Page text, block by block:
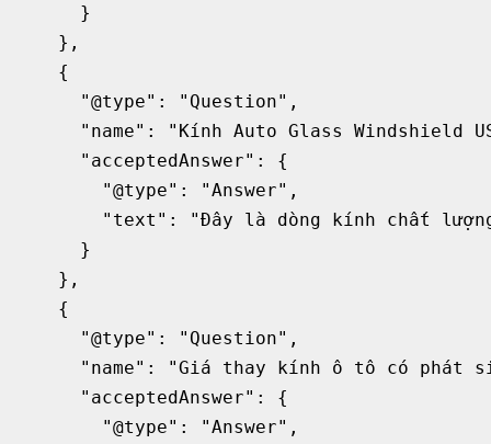
      }
    },
    {
      "@type": "Question",
"name": "Kính Auto Glass Windshield
      "acceptedAnswer": {
        "@type": "Answer",
"text": "Đây là dòng kính chất
      }
    },
    {
      "@type": "Question",
"name": "Giá thay kính ô tô có phát
      "acceptedAnswer": {
        "@type": "Answer",